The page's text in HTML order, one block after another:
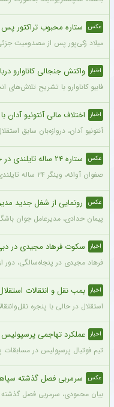
عکس ستاره محبوب تراکتور پس از
میلاد زکی‌پور پس از مصدومیت
اخبار واکنش جنجالی کاناوارو
فابیو کاناوارو با تشریح
اخبار اختلاف مالی آنتونیو آدان
آنتونیو آدان، دروازه‌بان سابق استقلال، به دلیل اختلاف
عکس ستاره ۲۴ ساله تایلندی در جریان مسابقه جان خود را از دست داد + عکس
صفوان آوائه، وینگر ۲۴ ساله تایلندی، در جریان یک مسابقه فوتبال بر اثر برخورد صاعقه جان خود را از دست داد.
عکس رونمایی از شغل جدید
پیمان حدادی، مدیرعامل جوان
اخبار سکوت فرهاد مجیدی در دبی
فرهاد مجیدی در پنجاه‌سالگی، دور
اخبار بمب نقل و انتقالات
استقلال در حالی با پنجره
اخبار عملکرد تهاجمی
تیم فوتبال پرسپولیس در
عکس سرمربی فصل گذشته سپاهان
بیان محمودی، سرمربی فصل گذشته